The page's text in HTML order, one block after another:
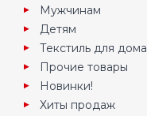
Мужчинам
Детям
Текстиль для дома
Прочие товары
Новинки!
Хиты продаж